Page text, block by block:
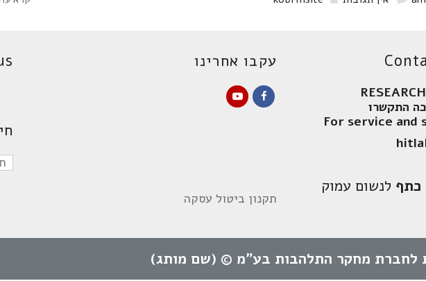
התקשרו
For service and
כתף לנשום עמוק
עקבו אחרינו
תקנון ביטול עסקה
לחברת מחקר התלהבות בע"מ © (שם מותג)